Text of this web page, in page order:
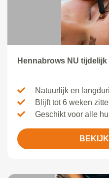
Hennabrows NU
Natuurlijk en
Blijft tot 6 weken
Geschikt voor alle